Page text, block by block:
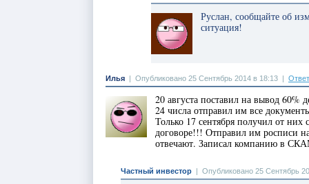
Руслан, сообщайте об
ситуация!
Илья | Опубликовано 25 Сентябрь 2014 в 18:13 |
20 августа поставил на вывод 60%
24 числа отправил им все
Только 17 сентября получил от них
договоре!!! Отправил им росписи
отвечают. Записал компанию в
Частный инвестор | Опубликовано 25 Сентябрь